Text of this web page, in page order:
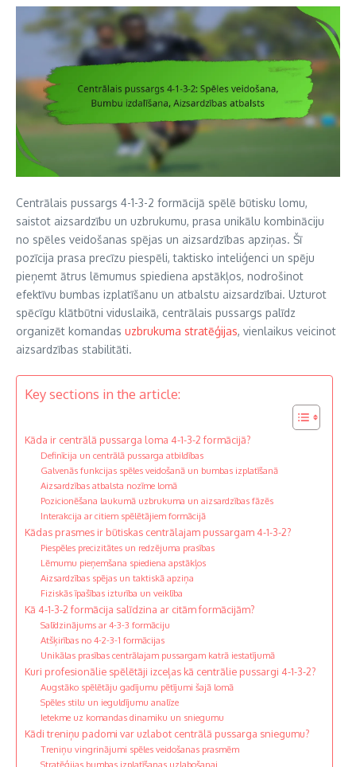
Centrālais pussargs 4-1-3-2 formācijā spēlē būtisku lomu,
saistot aizsardzību un uzbrukumu, prasa unikālu kombināciju
no spēles veidošanas spējas un aizsardzības apziņas. Šī
pozīcija prasa precīzu piespēli, taktisko inteliģenci un spēju
pieņemt ātrus lēmumus spiediena apstākļos, nodrošinot
efektīvu bumbas izplatīšanu un atbalstu aizsardzībai. Uzturot
spēcīgu klātbūtni viduslaikā, centrālais pussargs palīdz
organizēt komandas uzbrukuma stratēģijas, vienlaikus veicinot
aizsardzības stabilitāti.
Key sections in the article:
Kāda ir centrālā pussarga loma 4-1-3-2 formācijā?
Definīcija un centrālā pussarga atbildības
Galvenās funkcijas spēles veidošanā un bumbas izplatīšanā
Aizsardzības atbalsta nozīme lomā
Pozicionēšana laukumā uzbrukuma un aizsardzības fāzēs
Interakcija ar citiem spēlētājiem formācijā
Kādas prasmes ir būtiskas centrālajam pussargam 4-1-3-2?
Piespēles precizitātes un redzējuma prasības
Lēmumu pieņemšana spiediena apstākļos
Aizsardzības spējas un taktiskā apziņa
Fiziskās īpašības izturība un veiklība
Kā 4-1-3-2 formācija salīdzina ar citām formācijām?
Salīdzinājums ar 4-3-3 formāciju
Atšķirības no 4-2-3-1 formācijas
Unikālas prasības centrālajam pussargam katrā iestatījumā
Kuri profesionālie spēlētāji izceļas kā centrālie pussargi 4-1-3-2?
Augstāko spēlētāju gadījumu pētījumi šajā lomā
Spēles stilu un ieguldījumu analīze
Ietekme uz komandas dinamiku un sniegumu
Kādi treniņu padomi var uzlabot centrālā pussarga sniegumu?
Treniņu vingrinājumi spēles veidošanas prasmēm
Stratēģijas bumbas izplatīšanas uzlabošanai